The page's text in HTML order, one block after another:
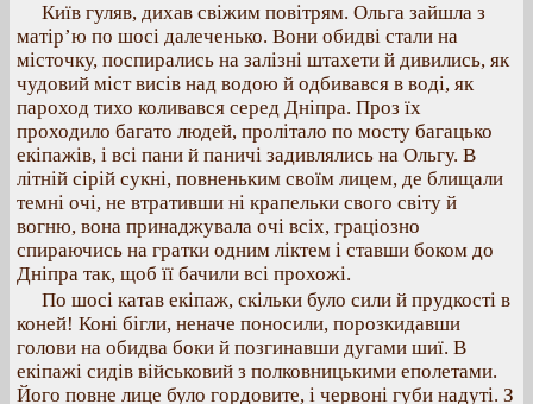
Київ гуляв, дихав свіжим повітрям. Ольга зайшла з
матір’ю по шосі далеченько. Вони обидві стали на
місточку, поспирались на залізні штахети й дивились, як
чудовий міст висів над водою й одбивався в воді, як
пароход тихо коливався серед Дніпра. Проз їх
проходило багато людей, пролітало по мосту багацько
екіпажів, і всі пани й паничі задивлялись на Ольгу. В
літній сірій сукні, повненьким своїм лицем, де блищали
темні очі, не втративши ні крапельки свого світу й
вогню, вона принаджувала очі всіх, граціозно
спираючись на гратки одним ліктем і ставши боком до
Дніпра так, щоб її бачили всі прохожі.
По шосі катав екіпаж, скільки було сили й прудкості в
коней! Коні бігли, неначе поносили, порозкидавши
голови на обидва боки й позгинавши дугами шиї. В
екіпажі сидів військовий з полковницькими еполетами.
Його повне лице було гордовите, і червоні губи надуті. З